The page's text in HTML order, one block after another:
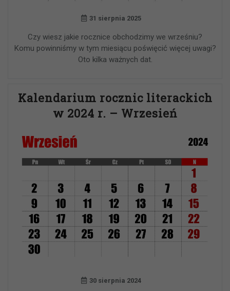
31 sierpnia 2025
Czy wiesz jakie rocznice obchodzimy we wrześniu?
Komu powinniśmy w tym miesiącu poświęcić więcej uwagi?
Oto kilka ważnych dat.
Kalendarium rocznic literackich
w 2024 r. – Wrzesień
30 sierpnia 2024